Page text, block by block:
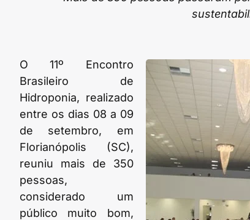
O 11º Encontro
Brasileiro de
Hidroponia, realizado
entre os dias 08 a 09
de setembro, em
Florianópolis (SC),
reuniu mais de 350
pessoas,
considerado um
público muito bom,